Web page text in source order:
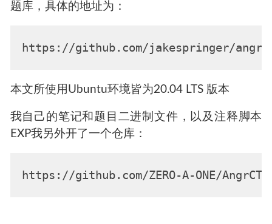
题库，具体的地址为：
本文所使用Ubuntu环境皆为20.04 LTS 版本
我自己的笔记和题目二进制文件，以及注释脚本
EXP我另外开了一个仓库：